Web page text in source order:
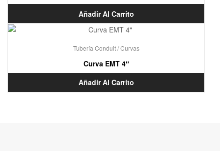
Añadir Al Carrito
Tubería Conduit / Curvas
Curva EMT 4″
Añadir Al Carrito